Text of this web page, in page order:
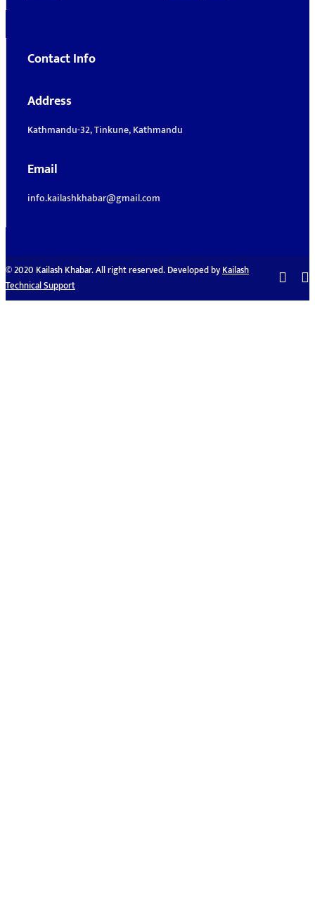
Contact Info
Address
Kathmandu-32, Tinkune, Kathmandu
Email
info.kailashkhabar@gmail.com
© 2020 Kailash Khabar. All right reserved. Developed byKailash
Technical Support